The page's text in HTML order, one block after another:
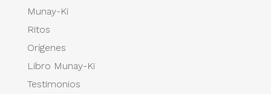
Munay-Ki
Ritos
Orígenes
Libro Munay-Ki
Testimonios